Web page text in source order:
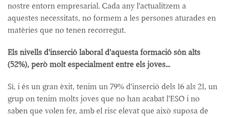
nostre entorn empresarial. Cada any l'actualitzem a
aquestes necessitats, no formem a les persones aturades en
matèries que no tenen recorregut.
Els nivells d'inserció laboral d'aquesta formació són alts
(52%), però molt especialment entre els joves...
Sí, i és un gran èxit, tenim un 79% d'inserció dels 16 als 21, un
grup on tenim molts joves que no han acabat l'ESO i no
saben que volen fer, amb el risc elevat que això suposa de